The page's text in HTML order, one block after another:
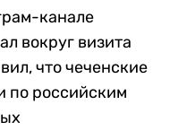
канале
вокруг визита
что чеченские
по российским